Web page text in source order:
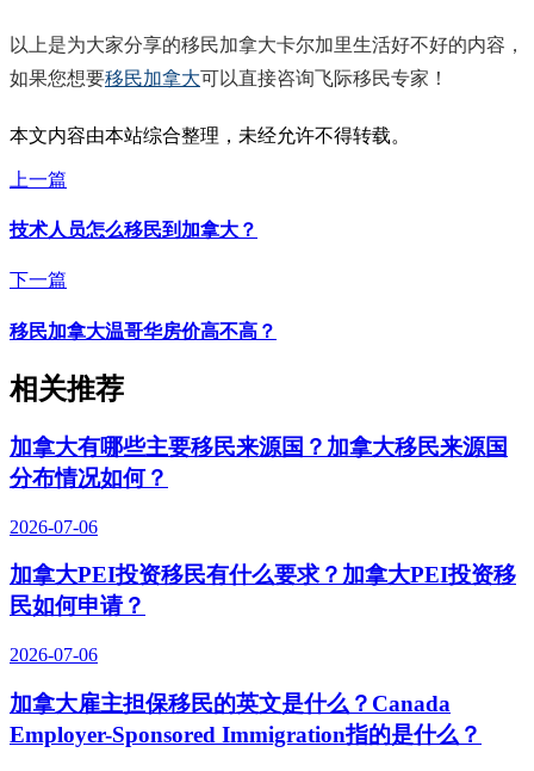
以上是为大家分享的移民加拿大卡尔加里生活好不好的内容，
如果您想要移民加拿大可以直接咨询飞际移民专家！
本文内容由本站综合整理，未经允许不得转载。
上一篇
技术人员怎么移民到加拿大？
下一篇
移民加拿大温哥华房价高不高？
相关推荐
加拿大有哪些主要移民来源国？加拿大移民来源国
分布情况如何？
2026-07-06
加拿大PEI投资移民有什么要求？加拿大PEI投资移
民如何申请？
2026-07-06
加拿大雇主担保移民的英文是什么？Canada
Employer-Sponsored Immigration指的是什么？